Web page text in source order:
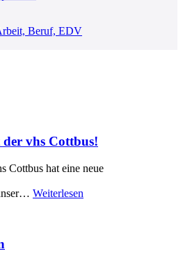
vhs Cottbus!
Cottbus hat eine neue
Weiterlesen